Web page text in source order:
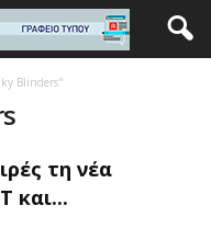
Blinders"
τη νέα
και...